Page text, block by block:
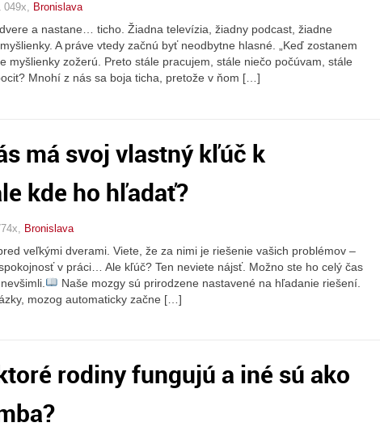
049x, Bronislava
a nastane… ticho. Žiadna televízia, žiadny podcast, žiadne
A práve vtedy začnú byť neodbytne hlasné. „Keď zostanem
myšlienky zožerú. Preto stále pracujem, stále niečo počúvam, stále
Mnohí z nás sa boja ticha, pretože v ňom […]
má svoj vlastný kľúč k
kde ho hľadať?
Bronislava
veľkými dverami. Viete, že za nimi je riešenie vašich problémov –
v práci… Ale kľúč? Ten neviete nájsť. Možno ste ho celý čas
Naše mozgy sú prirodzene nastavené na hľadanie riešení.
mozog automaticky začne […]
rodiny fungujú a iné sú ako